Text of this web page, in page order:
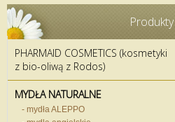
Produkty
PHARMAID COSMETICS (kosmetyki
z bio-oliwą z Rodos)
MYDŁA NATURALNE
- mydła ALEPPO